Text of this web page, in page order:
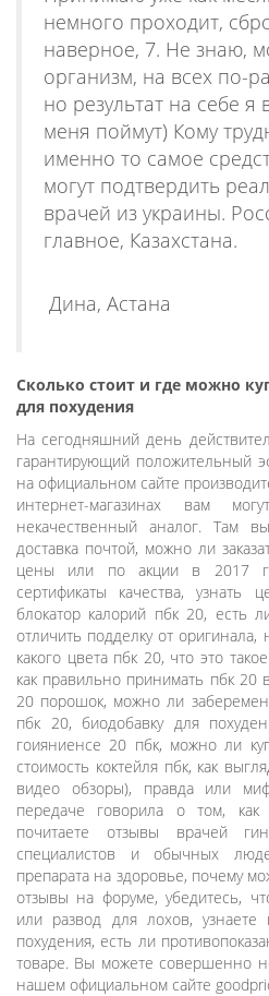
немного проходит,
наверное, 7. Не знаю,
организм, на всех по-
но результат на себе я
меня поймут) Кому
именно то самое
могут подтвердить
врачей из украины.
главное, Казахстана.
Дина, Астана
Сколько стоит и где можно
для похудения
На сегодняшний день
гарантирующий положительный
на официальном сайте
интернет-магазинах вам
некачественный аналог. Там
доставка почтой, можно ли
цены или по акции в 2017
сертификаты качества, узнать
блокатор калорий пбк 20, есть
отличить подделку от оригинала,
какого цвета пбк 20, что это
как правильно принимать пбк 20
20 порошок, можно ли
пбк 20, биодобавку для
гоияниенсе 20 пбк, можно ли
стоимость коктейля пбк, как
видео обзоры), правда или
передаче говорила о том, как
почитаете отзывы врачей
специалистов и обычных
препарата на здоровье, почему
отзывы на форуме, убедитесь,
или развод для лохов, узнаете
похудения, есть ли
товаре. Вы можете совершенно
нашем официальном сайте